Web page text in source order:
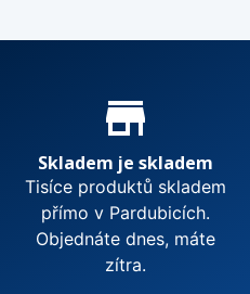
Proč nakupovat u nás?
store_mall_directory
Skladem je skladem
Tisíce produktů skladem
přímo v Pardubicích.
Objednáte dnes, máte
zítra.